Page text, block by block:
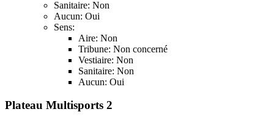
Sanitaire: Non
Aucun: Oui
Sens:
Aire: Non
Tribune: Non concerné
Vestiaire: Non
Sanitaire: Non
Aucun: Oui
Plateau Multisports 2